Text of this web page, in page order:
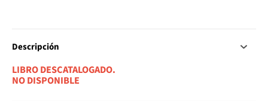
Descripción
LIBRO DESCATALOGADO.
NO DISPONIBLE